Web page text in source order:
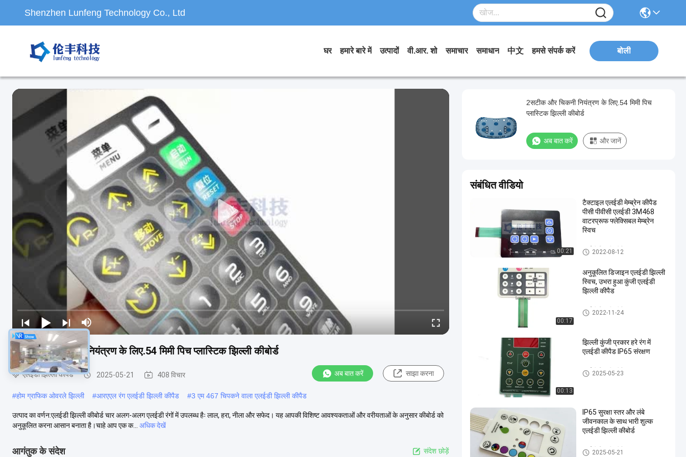
Shenzhen Lunfeng Technology Co., Ltd
घर हमारे बारे में उत्पादों वी.आर. शो समाचार समाधान 中文 हमसे संपर्क करें बोली
2सटीक और चिकनी नियंत्रण के लिए.54 मिमी पिच प्लास्टिक झिल्ली कीबोर्ड
एलईडी झिल्ली कीपैड 2025-05-21 408 विचार अब बात करें साझा करना
#होम ग्राफिक ओवरले झिल्ली #आरएएल रंग एलईडी झिल्ली कीपैड #3 एम 467 चिपकने वाला एलईडी झिल्ली कीपैड
उत्पाद का वर्णन:एलईडी झिल्ली कीबोर्ड चार अलग-अलग एलईडी रंगों में उपलब्ध हैः लाल, हरा, नीला और सफेद। यह आपकी विशिष्ट आवश्यकताओं और वरीयताओं के अनुसार कीबोर्ड को
अनुकूलित करना आसान बनाता है।चाहे आप एक क...
अधिक देखें
आगंतुक के संदेश संदेश छोड़ें
2सटीक और चिकनी नियंत्रण के लिए.54 मिमी पिच
प्लास्टिक झिल्ली कीबोर्ड
अब बात करें और जानें
संबंधित वीडियो
00:21
टैक्टाइल एलईडी मेम्ब्रेन कीपैड
पीसी पीवीसी एलईडी 3M468
वाटरप्रूफ फ्लेक्सिबल मेम्ब्रेन
स्विच
एलईडी झिल्ली कीपैड
2022-08-12
00:17
अनुकूलित डिजाइन एलईडी झिल्ली
स्विच, उभरा हुआ कुंजी एलईडी
झिल्ली कीपैड
एलईडी झिल्ली कीपैड
2022-11-24
00:13
झिल्ली कुंजी प्रकार हरे रंग में
एलईडी कीपैड IP65 संरक्षण
एलईडी झिल्ली कीपैड
2025-05-23
IP65 सुरक्षा स्तर और लंबे
जीवनकाल के साथ भारी शुल्क
एलईडी झिल्ली कीबोर्ड
एलईडी झिल्ली कीपैड
2025-05-21